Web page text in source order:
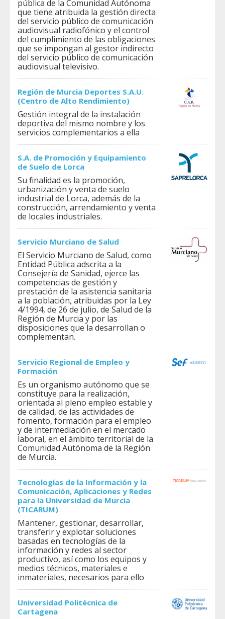
pública de la Comunidad Autónoma
que tiene atribuida la gestión directa
del servicio público de comunicación
audiovisual radiofónico y el control
del cumplimiento de las obligaciones
que se impongan al gestor indirecto
del servicio público de comunicación
audiovisual televisivo.
Región de Murcia Deportes S.A.U.
(Centro de Alto Rendimiento)
Gestión integral de la instalación
deportiva del mismo nombre y los
servicios complementarios a ella
S.A. de Promoción y Equipamiento
de Suelo de Lorca
Su finalidad es la promoción,
urbanización y venta de suelo
industrial de Lorca, además de la
construcción, arrendamiento y venta
de locales industriales.
Servicio Murciano de Salud
El Servicio Murciano de Salud, como
Entidad Pública adscrita a la
Consejería de Sanidad, ejerce las
competencias de gestión y
prestación de la asistencia sanitaria
a la población, atribuidas por la Ley
4/1994, de 26 de julio, de Salud de la
Región de Murcia y por las
disposiciones que la desarrollan o
complementan.
Servicio Regional de Empleo y
Formación
Es un organismo autónomo que se
constituye para la realización,
orientada al pleno empleo estable y
de calidad, de las actividades de
fomento, formación para el empleo
y de intermediación en el mercado
laboral, en el ámbito territorial de la
Comunidad Autónoma de la Región
de Murcia.
Tecnologías de la Información y la
Comunicación, Aplicaciones y Redes
para la Universidad de Murcia
(TICARUM)
Mantener, gestionar, desarrollar,
transferir y explotar soluciones
basadas en tecnologías de la
información y redes al sector
productivo, así como los equipos y
medios técnicos, materiales e
inmateriales, necesarios para ello
Universidad Politécnica de
Cartagena